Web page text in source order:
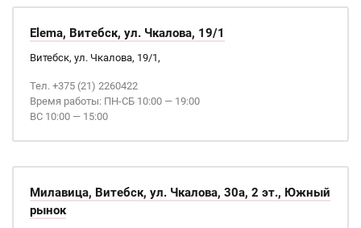
Elema, Витебск, ул. Чкалова, 19/1
Витебск, ул. Чкалова, 19/1,
Тел. +375 (21) 2260422
Время работы: ПН-СБ 10:00 — 19:00
ВС 10:00 — 15:00
Милавица, Витебск, ул. Чкалова, 30а, 2 эт., Южный
рынок